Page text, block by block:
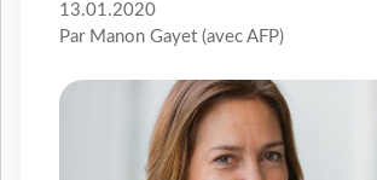
13.01.2020
Par Manon Gayet (avec AFP)